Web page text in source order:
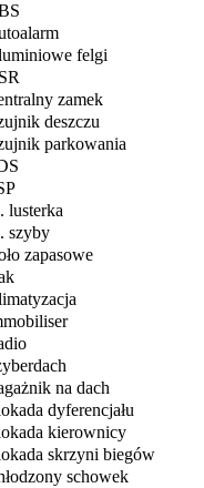
felgi
zamek
deszczu
parkowania
lusterka
szyby
zapasowe
na dach
dyferencjału
kierownicy
skrzyni biegów
schowek